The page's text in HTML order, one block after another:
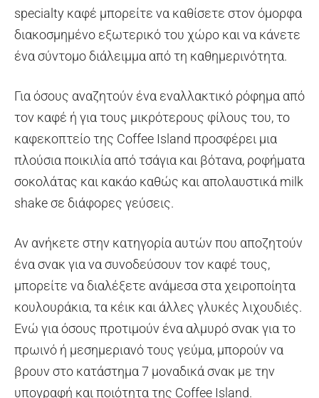
specialty καφέ μπορείτε να καθίσετε στον όμορφα
διακοσμημένο εξωτερικό του χώρο και να κάνετε
ένα σύντομο διάλειμμα από τη καθημερινότητα.
Για όσους αναζητούν ένα εναλλακτικό ρόφημα από
τον καφέ ή για τους μικρότερους φίλους του, το
καφεκοπτείο της Coffee Island προσφέρει μια
πλούσια ποικιλία από τσάγια και βότανα, ροφήματα
σοκολάτας και κακάο καθώς και απολαυστικά milk
shake σε διάφορες γεύσεις.
Αν ανήκετε στην κατηγορία αυτών που αποζητούν
ένα σνακ για να συνοδεύσουν τον καφέ τους,
μπορείτε να διαλέξετε ανάμεσα στα χειροποίητα
κουλουράκια, τα κέικ και άλλες γλυκές λιχουδιές.
Ενώ για όσους προτιμούν ένα αλμυρό σνακ για το
πρωινό ή μεσημεριανό τους γεύμα, μπορούν να
βρουν στο κατάστημα 7 μοναδικά σνακ με την
υπογραφή και ποιότητα της Coffee Island.